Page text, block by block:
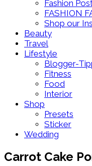
Fashion
FASHION
Shop our
Beauty
Travel
Lifestyle
Blogger-
Fitness
Food
Interior
Shop
Presets
Sticker
Wedding
Carrot Cake